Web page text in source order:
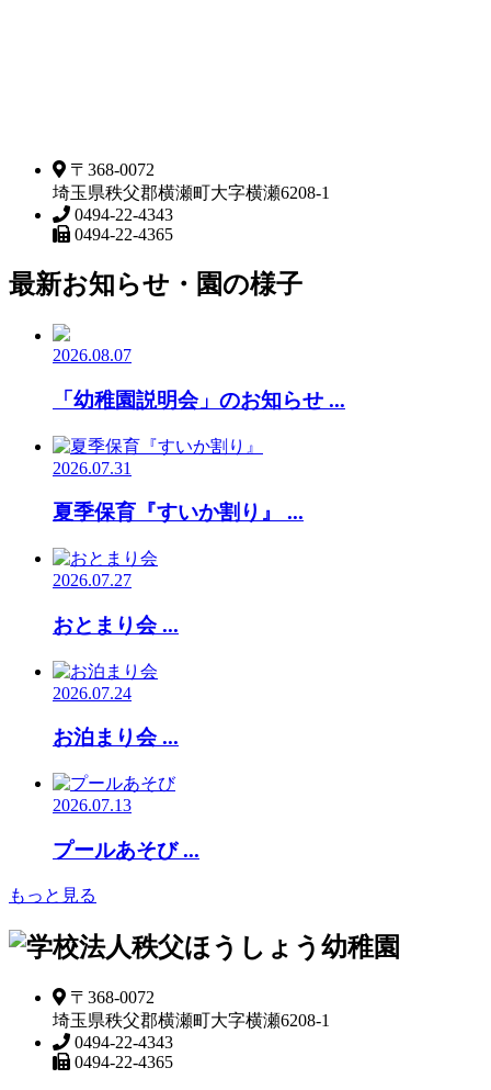
〒368-0072
埼玉県秩父郡横瀬町大字横瀬6208-1
0494-22-4343
0494-22-4365
最新お知らせ・園の様子
2026.08.07
「幼稚園説明会」のお知らせ ...
2026.07.31
夏季保育『すいか割り』 ...
2026.07.27
おとまり会 ...
2026.07.24
お泊まり会 ...
2026.07.13
プールあそび ...
もっと見る
〒368-0072
埼玉県秩父郡横瀬町大字横瀬6208-1
0494-22-4343
0494-22-4365